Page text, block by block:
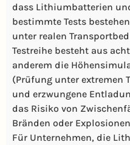
dass Lithiumbatterien
bestimmte Tests
unter realen
Testreihe besteht aus
anderem die
(Prüfung unter extremen
und erzwungene
das Risiko von
Bränden oder
Für Unternehmen, die